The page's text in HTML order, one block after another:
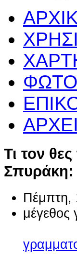
Τι τον
Σπυράκη:
Πέμπτη,
μέγεθος